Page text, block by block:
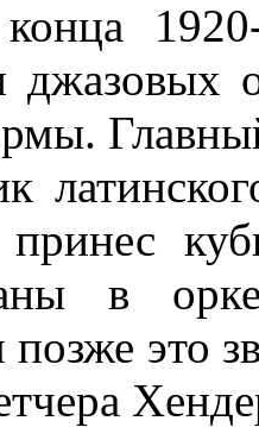
джазовых
в
позже это